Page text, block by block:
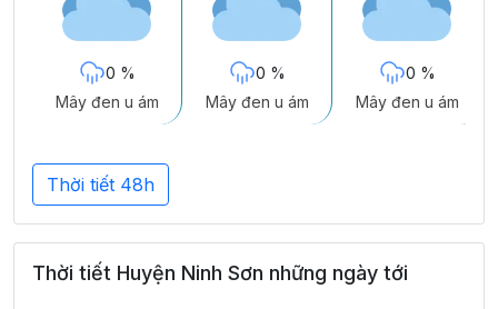
0 %
Mây đen u ám
0 %
Mây đen u ám
0 %
Mây đen u ám
Thời tiết 48h
Thời tiết Huyện Ninh Sơn những ngày tới